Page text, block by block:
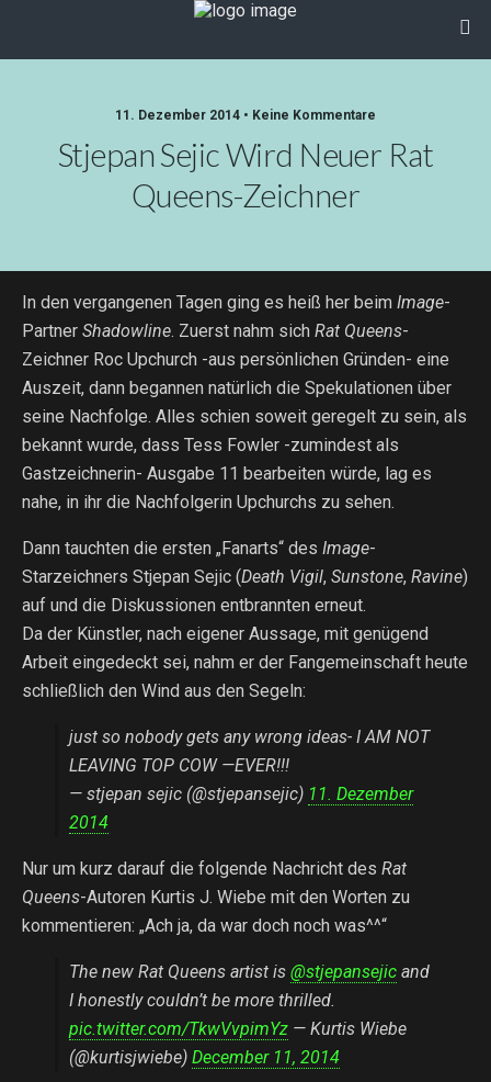
11. Dezember 2014 • Keine Kommentare
Stjepan Sejic Wird Neuer Rat
Queens-Zeichner
In den vergangenen Tagen ging es heiß her beim Image-
Partner Shadowline. Zuerst nahm sich Rat Queens-
Zeichner Roc Upchurch -aus persönlichen Gründen- eine
Auszeit, dann begannen natürlich die Spekulationen über
seine Nachfolge. Alles schien soweit geregelt zu sein, als
bekannt wurde, dass Tess Fowler -zumindest als
Gastzeichnerin- Ausgabe 11 bearbeiten würde, lag es
nahe, in ihr die Nachfolgerin Upchurchs zu sehen.
Dann tauchten die ersten „Fanarts“ des Image-
Starzeichners Stjepan Sejic (Death Vigil, Sunstone, Ravine)
auf und die Diskussionen entbrannten erneut.
Da der Künstler, nach eigener Aussage, mit genügend
Arbeit eingedeckt sei, nahm er der Fangemeinschaft heute
schließlich den Wind aus den Segeln:
just so nobody gets any wrong ideas- I AM NOT
LEAVING TOP COW —EVER!!!
— stjepan sejic (@stjepansejic) 11. Dezember
2014
Nur um kurz darauf die folgende Nachricht des Rat
Queens-Autoren Kurtis J. Wiebe mit den Worten zu
kommentieren: „Ach ja, da war doch noch was^^“
The new Rat Queens artist is @stjepansejic and
I honestly couldn’t be more thrilled.
pic.twitter.com/TkwVvpimYz — Kurtis Wiebe
(@kurtisjwiebe) December 11, 2014